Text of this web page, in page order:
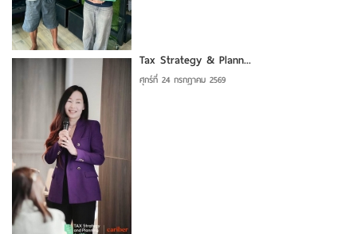
Tax Strategy & Plann...
ศุกร์ที่ 24 กรกฎาคม 2569